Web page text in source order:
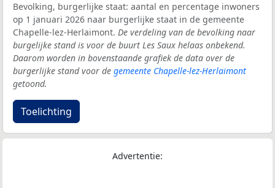
Bevolking, burgerlijke staat: aantal en percentage inwoners
op 1 januari 2026 naar burgerlijke staat in de gemeente
Chapelle-lez-Herlaimont. De verdeling van de bevolking naar
burgelijke stand is voor de buurt Les Saux helaas onbekend.
Daarom worden in bovenstaande grafiek de data over de
burgerlijke stand voor de gemeente Chapelle-lez-Herlaimont
getoond.
Toelichting
Advertentie: